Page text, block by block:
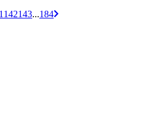
142143...184